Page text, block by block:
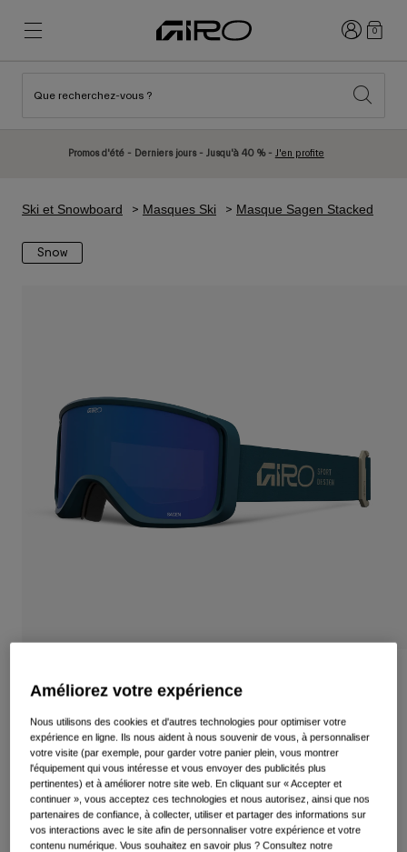
Nouveautés
Casques Vélo Route
Chaussures
Chaussures Vélo Route
Chaussures VTT
Vêtements Vélo Route
Vêtements VTT
Voir tout
Accessoires
Nouveautés
Ski
Voir tout
Masques
Enfants
Casques
Masques
Voir tout
Connexion
0
Que recherchez-vous ?
Promos d'été - Derniers jours - Jusqu'à 40 % - J'en profite
Ski et Snowboard Masques Ski Masque Sagen Stacked
Snow
Masque Sagen Stacked
Article n°37150-C66-OS
89,95 €
Couleur -Teal/Grey Cobalt
Améliorez votre expérience
Nous utilisons des cookies et d'autres technologies pour optimiser votre
expérience en ligne. Ils nous aident à nous souvenir de vous, à personnaliser
votre visite (par exemple, pour garder votre panier plein, vous montrer
l'équipement qui vous intéresse et vous envoyer des publicités plus
pertinentes) et à améliorer notre site web. En cliquant sur « Accepter et
continuer », vous acceptez ces technologies et nous autorisez, ainsi que nos
partenaires de confiance, à collecter, utiliser et partager des informations sur
vos interactions avec le site afin de personnaliser votre expérience et votre
contenu numérique. Vous souhaitez en savoir plus ? Consultez notre